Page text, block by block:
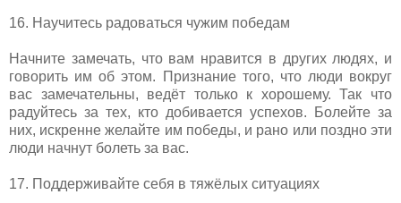
16. Научитесь радоваться чужим победам
Начните замечать, что вам нравится в других людях, и
говорить им об этом. Признание того, что люди вокруг
вас замечательны, ведёт только к хорошему. Так что
радуйтесь за тех, кто добивается успехов. Болейте за
них, искренне желайте им победы, и рано или поздно эти
люди начнут болеть за вас.
17. Поддерживайте себя в тяжёлых ситуациях